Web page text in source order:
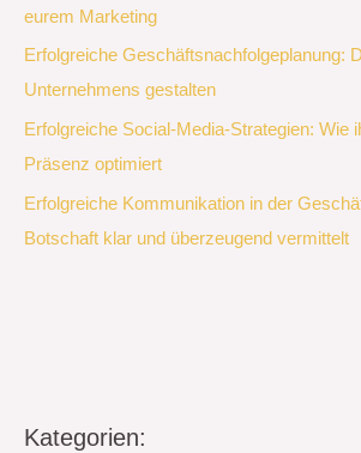
eurem Marketing
Erfolgreiche Geschäftsnachfolgeplanung:
Unternehmens gestalten
Erfolgreiche Social-Media-Strategien: Wie
Präsenz optimiert
Erfolgreiche Kommunikation in der
Botschaft klar und überzeugend vermittelt
Kategorien: